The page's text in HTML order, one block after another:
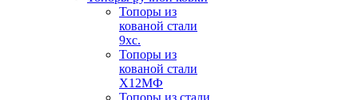
Топоры из
кованой стали
9хс.
Топоры из
кованой стали
Х12МФ
Топоры из стали